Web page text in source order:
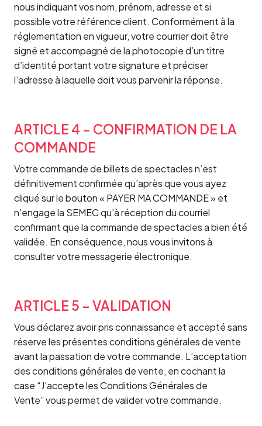
nous indiquant vos nom, prénom, adresse et si
possible votre référence client. Conformément à la
réglementation en vigueur, votre courrier doit être
signé et accompagné de la photocopie d’un titre
d’identité portant votre signature et préciser
l’adresse à laquelle doit vous parvenir la réponse.
ARTICLE 4 – CONFIRMATION DE LA
COMMANDE
Votre commande de billets de spectacles n’est
définitivement confirmée qu’après que vous ayez
cliqué sur le bouton « PAYER MA COMMANDE » et
n’engage la SEMEC qu’à réception du courriel
confirmant que la commande de spectacles a bien été
validée. En conséquence, nous vous invitons à
consulter votre messagerie électronique.
ARTICLE 5 – VALIDATION
Vous déclarez avoir pris connaissance et accepté sans
réserve les présentes conditions générales de vente
avant la passation de votre commande. L’acceptation
des conditions générales de vente, en cochant la
case “J’accepte les Conditions Générales de
Vente” vous permet de valider votre commande.